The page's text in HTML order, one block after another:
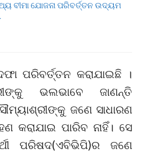
ବୀମା ଯୋଜନା ପରିବର୍ତ୍ତନ ଉଦ୍ୟମ
ପରିବର୍ତ୍ତନ କରାଯାଇଛି ।
ଭଲଭାବେ ଜାଣନ୍ତି
ଜଣେ ସାଧାରଣ
କରାଯାଇ ପାରିବ ନାହିଁ। ସେ
ପରିଷଦ(ଏବିଭିପି)ର ଜଣେ